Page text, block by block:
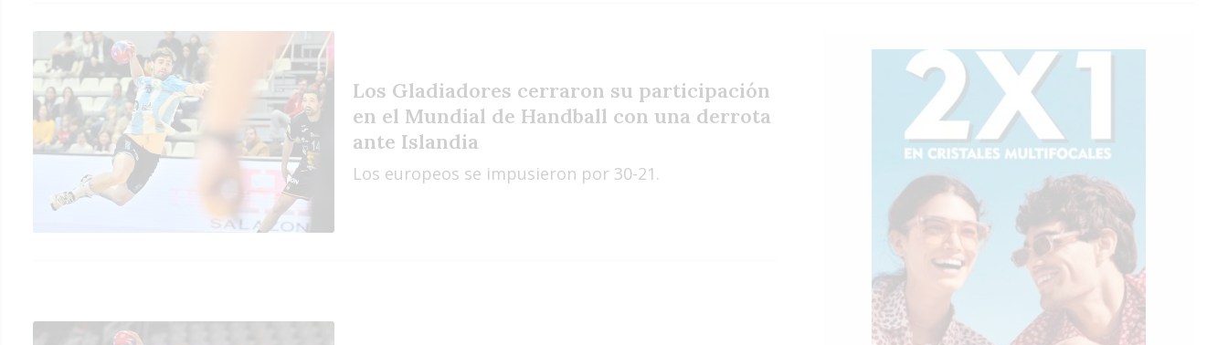
Los Gladiadores cerraron su participación
en el Mundial de Handball con una derrota
ante Islandia
Los europeos se impusieron por 30-21.